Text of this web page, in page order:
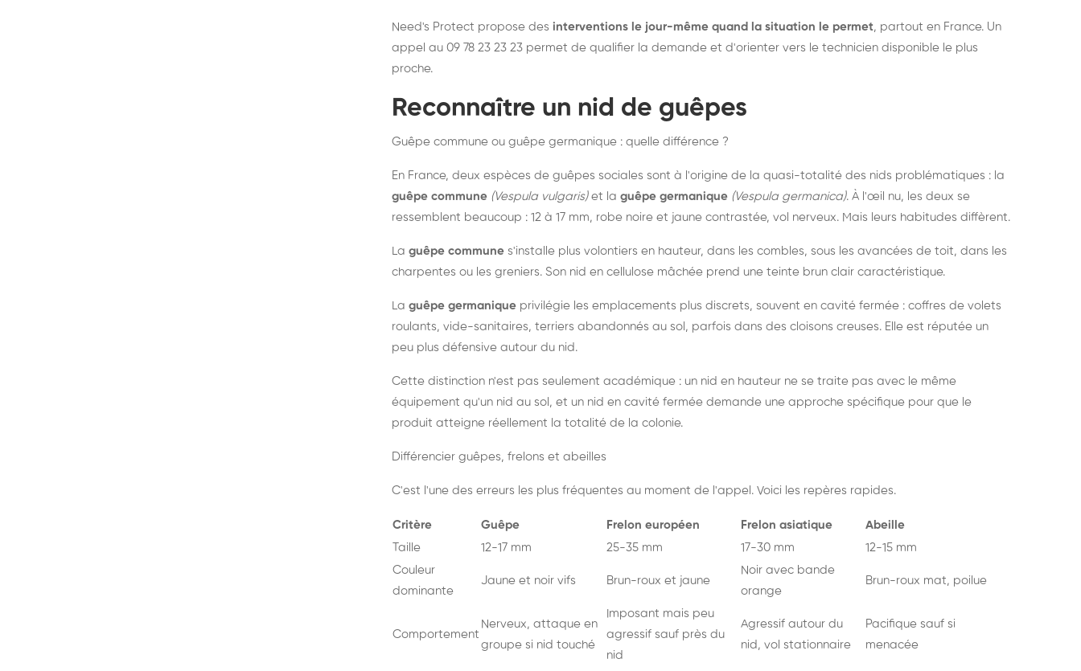
Need's Protect propose des interventions le jour-même quand la situation le permet, partout en France. Un
appel au 09 78 23 23 23 permet de qualifier la demande et d'orienter vers le technicien disponible le plus
proche.
Reconnaître un nid de guêpes
Guêpe commune ou guêpe germanique : quelle différence ?
En France, deux espèces de guêpes sociales sont à l'origine de la quasi-totalité des nids problématiques : la
guêpe commune (Vespula vulgaris)et la guêpe germanique (Vespula germanica). À l'œil nu, les deux se
ressemblent beaucoup : 12 à 17 mm, robe noire et jaune contrastée, vol nerveux. Mais leurs habitudes diffèrent.
La guêpe commune s'installe plus volontiers en hauteur, dans les combles, sous les avancées de toit, dans les
charpentes ou les greniers. Son nid en cellulose mâchée prend une teinte brun clair caractéristique.
La guêpe germanique privilégie les emplacements plus discrets, souvent en cavité fermée : coffres de volets
roulants, vide-sanitaires, terriers abandonnés au sol, parfois dans des cloisons creuses. Elle est réputée un
peu plus défensive autour du nid.
Cette distinction n'est pas seulement académique : un nid en hauteur ne se traite pas avec le même
équipement qu'un nid au sol, et un nid en cavité fermée demande une approche spécifique pour que le
produit atteigne réellement la totalité de la colonie.
Différencier guêpes, frelons et abeilles
C'est l'une des erreurs les plus fréquentes au moment de l'appel. Voici les repères rapides.
Critère Guêpe Frelon européen Frelon asiatique
Abeille
Taille
12-17 mm 25-35 mm 17-30 mm
12-15 mm
Couleur
dominante
Jaune et noir vifs Brun-roux et jaune
Noir avec bande
orange
Brun-roux mat, poilue
Comportement
Nerveux, attaque en
groupe si nid touché
Imposant mais peu
agressif sauf près du
nid
Agressif autour du
nid, vol stationnaire
Pacifique sauf si
menacée